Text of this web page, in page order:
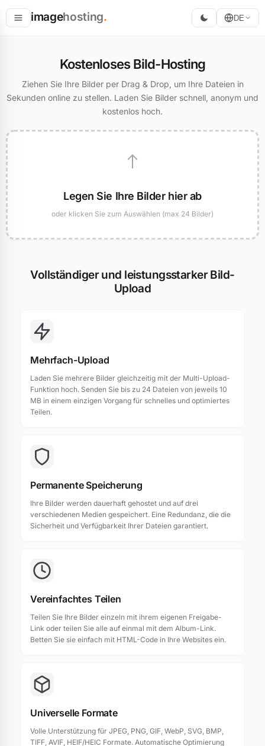
imagehosting.
Größe ändern
DE
Kostenloses Bild-Hosting
Ziehen Sie Ihre Bilder per Drag & Drop, um Ihre Dateien in
Sekunden online zu stellen. Laden Sie Bilder schnell, anonym und
kostenlos hoch.
Legen Sie Ihre Bilder hier ab
oder klicken Sie zum Auswählen (max 24 Bilder)
Vollständiger und leistungsstarker Bild-
Upload
Mehrfach-Upload
Laden Sie mehrere Bilder gleichzeitig mit der Multi-Upload-
Funktion hoch. Senden Sie bis zu 24 Dateien von jeweils 10
MB in einem einzigen Vorgang für schnelles und optimiertes
Teilen.
Permanente Speicherung
Ihre Bilder werden dauerhaft gehostet und auf drei
verschiedenen Medien gespeichert. Eine Redundanz, die die
Sicherheit und Verfügbarkeit Ihrer Dateien garantiert.
Vereinfachtes Teilen
Teilen Sie Ihre Bilder einzeln mit ihrem eigenen Freigabe-
Link oder teilen Sie alle auf einmal mit dem Album-Link.
Betten Sie sie einfach mit HTML-Code in Ihre Websites ein.
Universelle Formate
Volle Unterstützung für JPEG, PNG, GIF, WebP, SVG, BMP,
TIFF, AVIF, HEIF/HEIC Formate. Automatische Optimierung